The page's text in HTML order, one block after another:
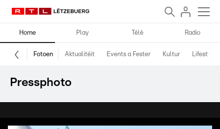
Home Play Télé Radio
Fotoen Aktualitéit Events a Fester Kultur Lifestyle
Pressphoto